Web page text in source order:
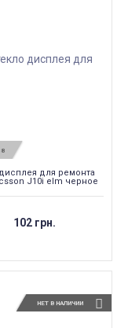
для ремонта
J10i elm черное
102 грн.
НЕТ В НАЛИЧИИ